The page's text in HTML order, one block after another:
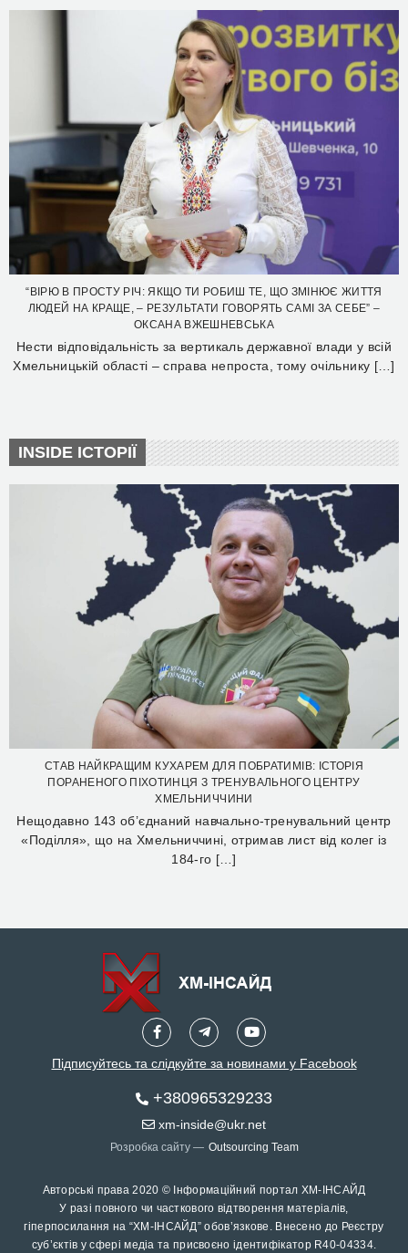
“ВІРЮ В ПРОСТУ РІЧ: ЯКЩО ТИ РОБИШ ТЕ, ЩО ЗМІНЮЄ ЖИТТЯ
ЛЮДЕЙ НА КРАЩЕ, – РЕЗУЛЬТАТИ ГОВОРЯТЬ САМІ ЗА СЕБЕ” –
ОКСАНА ВЖЕШНЕВСЬКА
Нести відповідальність за вертикаль державної влади у всій
Хмельницькій області – справа непроста, тому очільнику […]
INSIDE ІСТОРІЇ
СТАВ НАЙКРАЩИМ КУХАРЕМ ДЛЯ ПОБРАТИМІВ: ІСТОРІЯ
ПОРАНЕНОГО ПІХОТИНЦЯ З ТРЕНУВАЛЬНОГО ЦЕНТРУ
ХМЕЛЬНИЧЧИНИ
Нещодавно 143 об’єднаний навчально-тренувальний центр
«Поділля», що на Хмельниччині, отримав лист від колег із
184-го […]
Підписуйтесь та слідкуйте за новинами у Facebook
+380965329233
xm-inside@ukr.net
Розробка сайту — Outsourcing Team
Авторські права 2020 © Інформаційний портал ХМ-ІНСАЙД
У разі повного чи часткового відтворення матеріалів,
гіперпосилання на “ХМ-ІНСАЙД” обов’язкове. Внесено до Реєстру
суб’єктів у сфері медіа та присвоєно ідентифікатор R40-04334.